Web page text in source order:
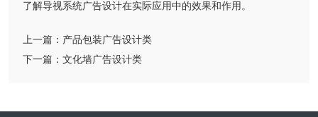
了解导视系统广告设计在实际应用中的效果和作用。
上一篇： 产品包装广告设计类
下一篇： 文化墙广告设计类